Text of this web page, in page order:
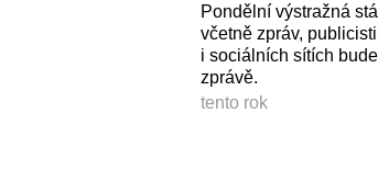
Pondělní výstražná
včetně zpráv,
i sociálních sítích
zprávě.
tento rok